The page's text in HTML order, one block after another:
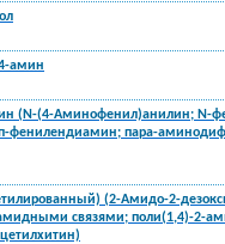
амин
(N-(4-Аминофенил)анилин; N-
фенилендиамин; пара-
(2-Амидо-2-
связями; поли(1,4)-2-